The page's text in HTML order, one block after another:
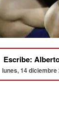
Escribe:
lunes, 14 diciembre